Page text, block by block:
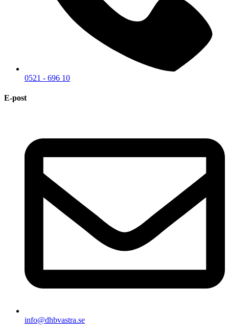
0521 - 696 10
E-post
info@dhbvastra.se